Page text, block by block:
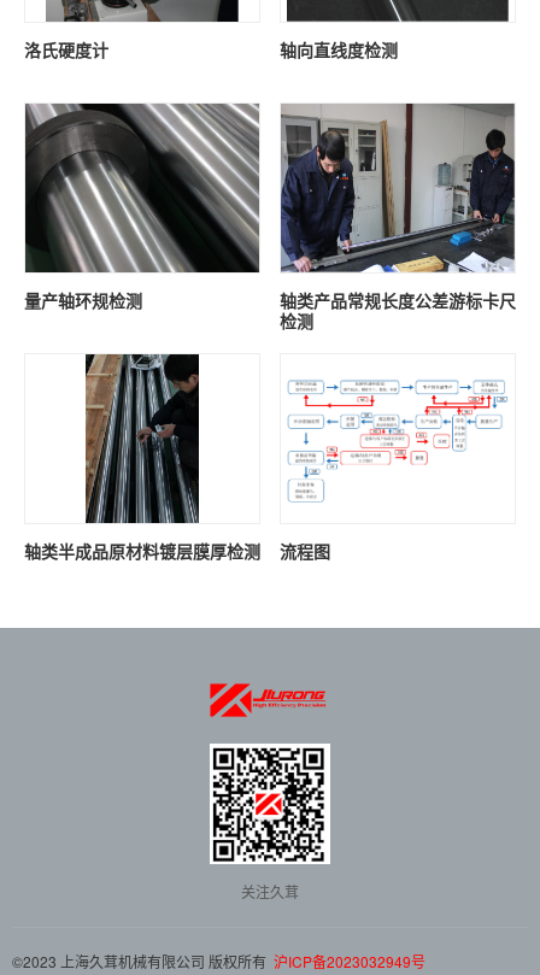
洛氏硬度计 轴向直线度检测
量产轴环规检测
轴类产品常规长度公差游标卡尺
检测
轴类半成品原材料镀层膜厚检测 流程图
关注久茸
©2023 上海久茸机械有限公司 版权所有 沪ICP备2023032949号